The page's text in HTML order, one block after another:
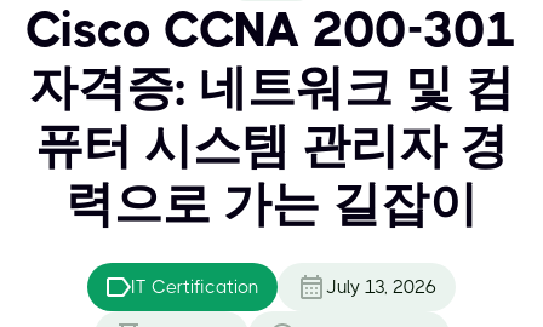
Cisco CCNA 200-301
자격증: 네트워크 및 컴
퓨터 시스템 관리자 경
력으로 가는 길잡이
IT Certification July 13, 2026